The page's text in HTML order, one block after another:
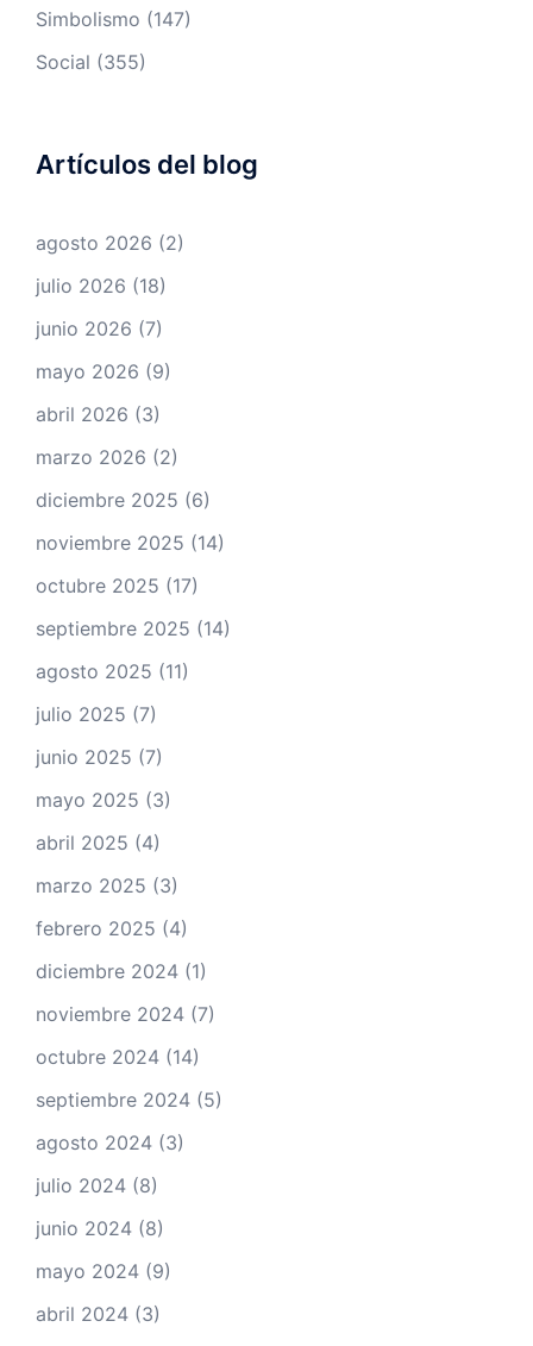
Simbolismo (147)
Social (355)
Artículos del blog
agosto 2026 (2)
julio 2026 (18)
junio 2026 (7)
mayo 2026 (9)
abril 2026 (3)
marzo 2026 (2)
diciembre 2025 (6)
noviembre 2025 (14)
octubre 2025 (17)
septiembre 2025 (14)
agosto 2025 (11)
julio 2025 (7)
junio 2025 (7)
mayo 2025 (3)
abril 2025 (4)
marzo 2025 (3)
febrero 2025 (4)
diciembre 2024 (1)
noviembre 2024 (7)
octubre 2024 (14)
septiembre 2024 (5)
agosto 2024 (3)
julio 2024 (8)
junio 2024 (8)
mayo 2024 (9)
abril 2024 (3)